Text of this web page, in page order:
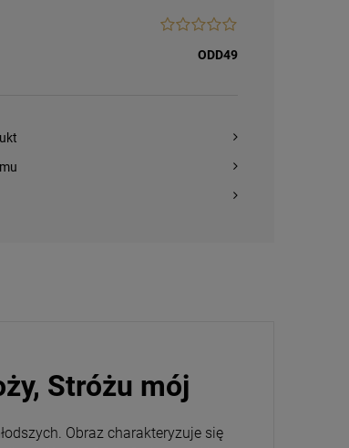
ODD49
Stróżu mój
Obraz charakteryzuje się